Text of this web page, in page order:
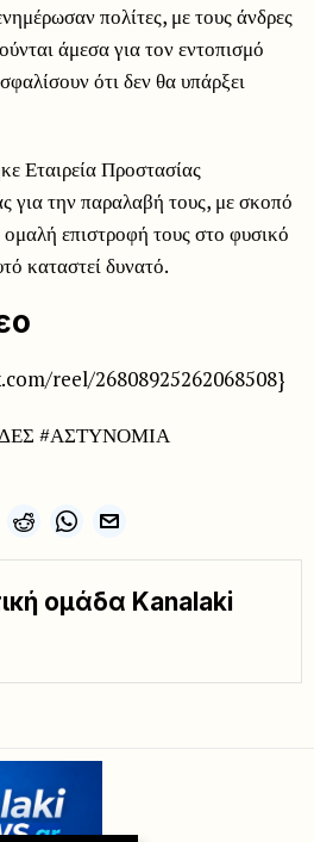
πολίτες, με τους άνδρες
άμεσα για τον εντοπισμό
ότι δεν θα υπάρξει
Εταιρεία Προστασίας
για την παραλαβή τους, με σκοπό
επιστροφή τους στο φυσικό
καταστεί δυνατό.
reel/26808925262068508}
#ΑΣΤΥΝΟΜΙΑ
ομάδα Kanalaki